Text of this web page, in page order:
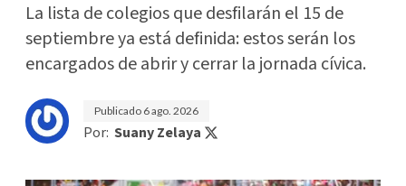
La lista de colegios que desfilarán el 15 de
septiembre ya está definida: estos serán los
encargados de abrir y cerrar la jornada cívica.
Publicado 6 ago. 2026
Por: Suany Zelaya